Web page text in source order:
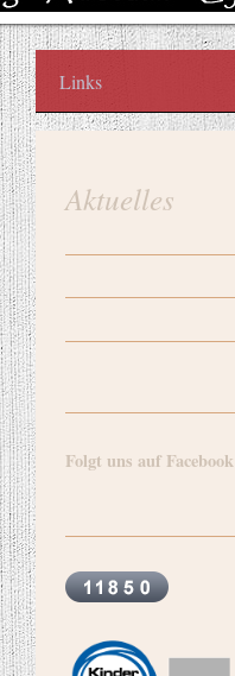
Links
Aktuelles
Folgt uns auf Facebook